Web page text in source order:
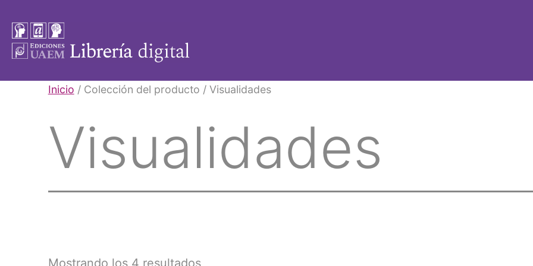
contenido
Libros
Inicio / Colección del producto / Visualidades
Visualidades